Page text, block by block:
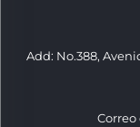
Add: No.388,